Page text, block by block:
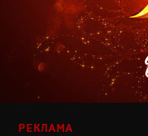
РЕКЛАМА